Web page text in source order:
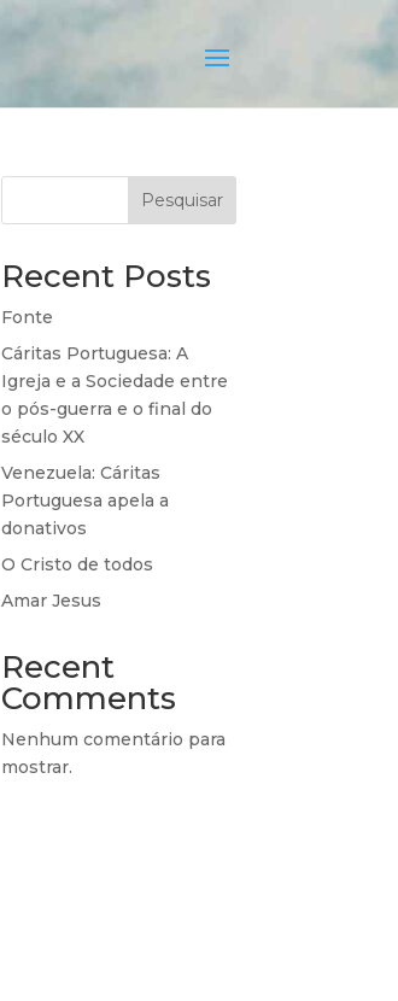
Pesquisar
Recent Posts
Fonte
Cáritas Portuguesa: A
Igreja e a Sociedade entre
o pós-guerra e o final do
século XX
Venezuela: Cáritas
Portuguesa apela a
donativos
O Cristo de todos
Amar Jesus
Recent
Comments
Nenhum comentário para
mostrar.